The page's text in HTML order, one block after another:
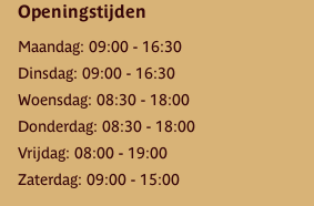
Openingstijden
Maandag: 09:00 - 16:30
Dinsdag: 09:00 - 16:30
Woensdag: 08:30 - 18:00
Donderdag: 08:30 - 18:00
Vrijdag: 08:00 - 19:00
Zaterdag: 09:00 - 15:00